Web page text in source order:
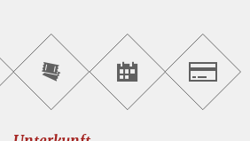
Tickets
online<br>kaufen
Events<br>finden